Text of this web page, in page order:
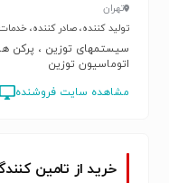
تهران
تولید کننده، صادر کننده، خدمات
اتوماسیون توزین
مشاهده سایت فروشنده
خرید از تامین